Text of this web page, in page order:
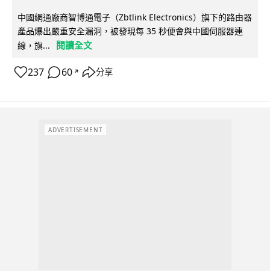
中國網通廠商智博通電子（Zbtlink Electronics）旗下的路由器
產品爆出嚴重安全漏洞，被發現每 35 秒便會與中國伺服器連
線，旗...
閱讀全文
237 60 ↗ 分享
ADVERTISEMENT